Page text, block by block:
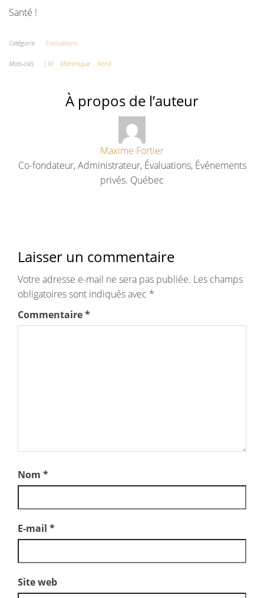
Santé !
Catégorie Évaluations
Mots-clés J.M Martinique Nord
À propos de l’auteur
Maxime Fortier
Co-fondateur, Administrateur, Évaluations, Événements
privés. Québec
Laisser un commentaire
Votre adresse e-mail ne sera pas publiée. Les champs
obligatoires sont indiqués avec *
Commentaire*
Nom *
E-mail *
Site web